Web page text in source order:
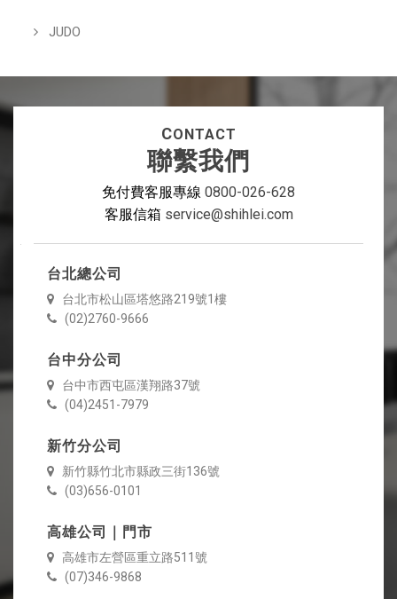
JUDO
CONTACT
聯繫我們
免付費客服專線 0800-026-628
客服信箱 service@shihlei.com
台北總公司
台北市松山區塔悠路219號1樓
(02)2760-9666
台中分公司
台中市西屯區漢翔路37號
(04)2451-7979
新竹分公司
新竹縣竹北市縣政三街136號
(03)656-0101
高雄公司｜門市
高雄市左營區重立路511號
(07)346-9868